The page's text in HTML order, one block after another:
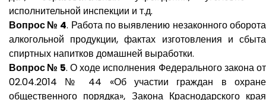
исполнительной инспекции и т.д.
Вопрос № 4. Работа по выявлению незаконного оборота
алкогольной продукции, фактах изготовления и сбыта
спиртных напитков домашней выработки.
Вопрос № 5. О ходе исполнения Федерального закона от
02.04.2014 № 44 «Об участии граждан в охране
общественного порядка», Закона Краснодарского края